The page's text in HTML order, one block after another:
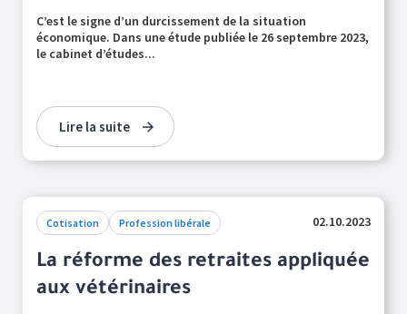
C’est le signe d’un durcissement de la situation
économique. Dans une étude publiée le 26 septembre 2023,
le cabinet d’études...
Lire la suite
Cotisation Profession libérale 02.10.2023
La réforme des retraites appliquée
aux vétérinaires